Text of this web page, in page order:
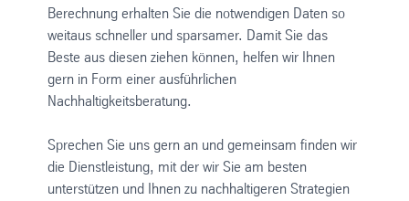
Berechnung erhalten Sie die notwendigen Daten so
weitaus schneller und sparsamer. Damit Sie das
Beste aus diesen ziehen können, helfen wir Ihnen
gern in Form einer ausführlichen
Nachhaltigkeitsberatung.
Sprechen Sie uns gern an und gemeinsam finden wir
die Dienstleistung, mit der wir Sie am besten
unterstützen und Ihnen zu nachhaltigeren Strategien